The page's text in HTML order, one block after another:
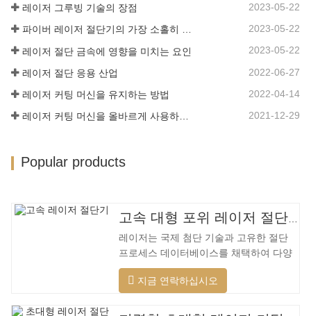
가 짧으며 생산 구성이 쉽고 열 민감도가
낮은 용접 베드 기술을 채택합니다. , 절단
재료는 더 넓은 범위, 더 빠른 속도, 더 나
레이저 그루빙 기술의 장점 2023-05-22
파이버 레이저 절단기의 가장 소홀히 한 세부 사항 2023-05-22
레이저 절단 금속에 영향을 미치는 요인 2023-05-22
레이저 절단 응용 산업 2022-06-27
레이저 커팅 머신을 유지하는 방법 2022-04-14
레이저 커팅 머신을 올바르게 사용하는 방법? 2021-12-29
Popular products
고속 대형 포위 레이저 절단기
레이저는 국제 첨단 기술과 고유한 절단
프로세스 데이터베이스를 채택하여 다양
한 재료에 대해 다양한 지능형 절단을 수
행하고, 절단 표면을 최적화하고, 더 넓은
지금 연락하십시오